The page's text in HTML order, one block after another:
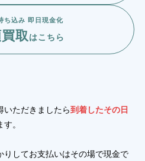
ち込み 即日現金化
取はこちら
いただきましたら到着したその日
。
りしてお支払いはその場で現金で